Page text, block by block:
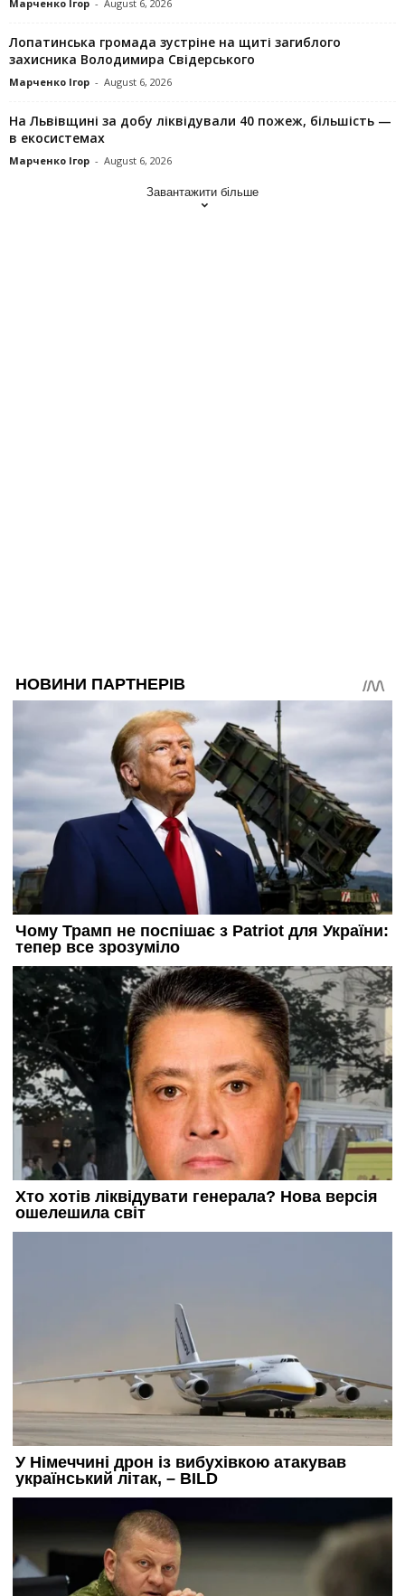
Марченко Ігор - August 6, 2026
Лопатинська громада зустріне на щиті загиблого
захисника Володимира Свідерського
Марченко Ігор - August 6, 2026
На Львівщині за добу ліквідували 40 пожеж, більшість —
в екосистемах
Марченко Ігор - August 6, 2026
Завантажити більше